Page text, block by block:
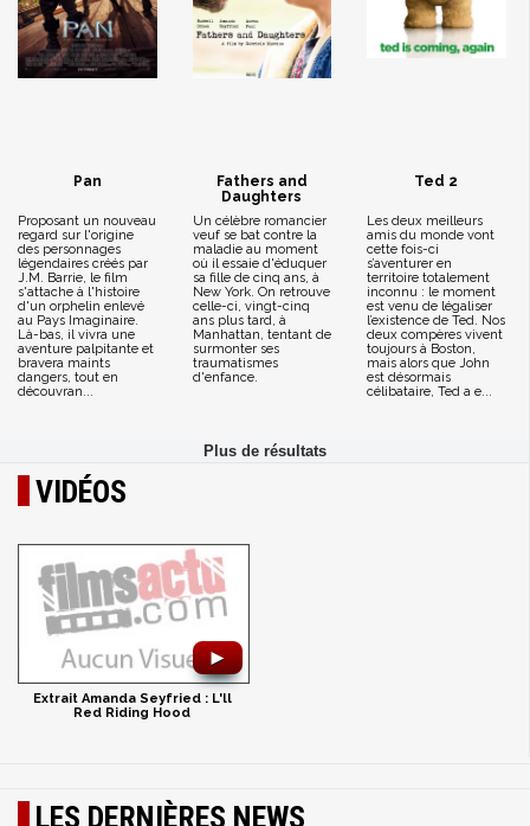
Pan
Proposant un nouveau
regard sur l'origine
des personnages
légendaires créés par
J.M. Barrie, le film
s'attache à l'histoire
d'un orphelin enlevé
au Pays Imaginaire.
Là-bas, il vivra une
aventure palpitante et
bravera maints
dangers, tout en
découvran...
Fathers and
Daughters
Un célèbre romancier
veuf se bat contre la
maladie au moment
où il essaie d'éduquer
sa fille de cinq ans, à
New York. On retrouve
celle-ci, vingt-cinq
ans plus tard, à
Manhattan, tentant de
surmonter ses
traumatismes
d'enfance.
Ted 2
Les deux meilleurs
amis du monde vont
cette fois-ci
s’aventurer en
territoire totalement
inconnu : le moment
est venu de légaliser
l’existence de Ted. Nos
deux compères vivent
toujours à Boston,
mais alors que John
est désormais
célibataire, Ted a e...
VIDÉOS
►
Extrait Amanda Seyfried : L'll
Red Riding Hood
LES DERNIÈRES NEWS